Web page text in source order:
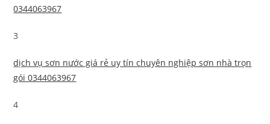
0344063967
3
dịch vụ sơn nước giá rẻ uy tín chuyên nghiệp sơn nhà trọn
gói 0344063967
4